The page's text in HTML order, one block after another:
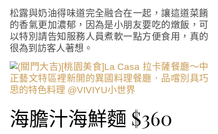
松露與奶油得味道完全融合在一起，讓這道菜餚
的香氣更加濃郁，因為是小朋友要吃的燉飯，可
以特別請告知服務人員煮軟一點方便食用，真的
很為到訪客人著想。
海膽汁海鮮麵 $360